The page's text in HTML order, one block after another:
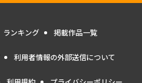
ランキング 掲載作品一覧
利用者情報の外部送信について